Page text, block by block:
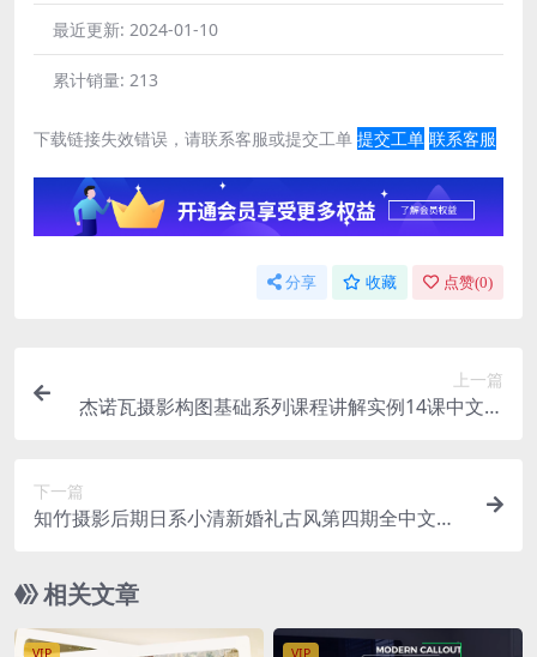
最近更新: 2024-01-10
累计销量: 213
下载链接失效错误，请联系客服或提交工单 提交工单 联系客服
分享 收藏 点赞(0)
上一篇
杰诺瓦摄影构图基础系列课程讲解实例14课中文教
下一篇
知竹摄影后期日系小清新婚礼古风第四期全中文教
相关文章
VIP VIP